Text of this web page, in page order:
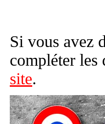
Si vous avez
compléter les
site.